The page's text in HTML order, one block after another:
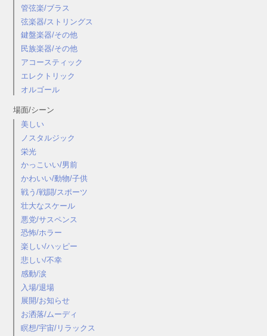
管弦楽/ブラス
弦楽器/ストリングス
鍵盤楽器/その他
民族楽器/その他
アコースティック
エレクトリック
オルゴール
場面/シーン
美しい
ノスタルジック
栄光
かっこいい/男前
かわいい/動物/子供
戦う/戦闘/スポーツ
壮大なスケール
悪党/サスペンス
恐怖/ホラー
楽しい/ハッピー
悲しい/不幸
感動/涙
入場/退場
展開/お知らせ
お洒落/ムーディ
瞑想/宇宙/リラックス